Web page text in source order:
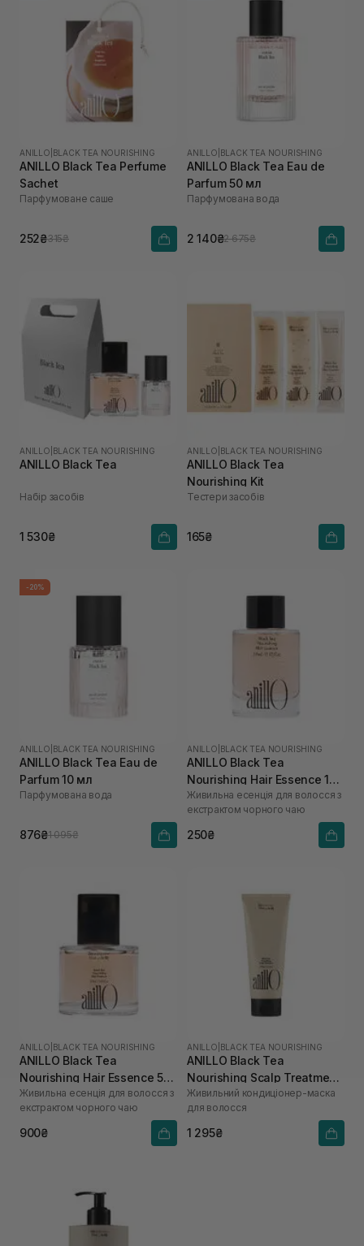
ANILLO BLACK TEA NOURISHING
ANILLO Black Tea Perfume
Sachet
Парфумоване саше
252₴315₴
ANILLO BLACK TEA NOURISHING
ANILLO Black Tea Eau de
Parfum 50 мл
Парфумована вода
2 140₴2 675₴
ANILLO BLACK TEA NOURISHING
ANILLO Black Tea
Набір засобів
1 530₴
ANILLO BLACK TEA NOURISHING
ANILLO Black Tea
Nourishing Kit
Тестери засобів
165₴
-20%
ANILLO BLACK TEA NOURISHING
ANILLO Black Tea Eau de
Parfum 10 мл
Парфумована вода
876₴1 095₴
ANILLO BLACK TEA NOURISHING
ANILLO Black Tea
Nourishing Hair Essence 10
мл
Живильна есенція для волосся з
екстрактом чорного чаю
250₴
ANILLO BLACK TEA NOURISHING
ANILLO Black Tea
Nourishing Hair Essence 50
мл
Живильна есенція для волосся з
екстрактом чорного чаю
900₴
ANILLO BLACK TEA NOURISHING
ANILLO Black Tea
Nourishing Scalp Treatment
150 мл
Живильний кондиціонер-маска
для волосся
1 295₴